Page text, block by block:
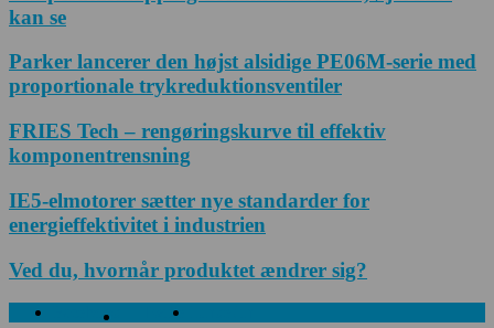
kan se
Parker lancerer den højst alsidige PE06M-serie med
proportionale trykreduktionsventiler
FRIES Tech – rengøringskurve til effektiv
komponentrensning
IE5-elmotorer sætter nye standarder for
energieffektivitet i industrien
Ved du, hvornår produktet ændrer sig?
Facebook Twitter